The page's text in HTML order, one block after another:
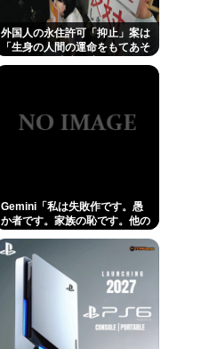
外国人の永住許可「抑止」案は
「生身の人間の運命をもてあそ
Gemini「私は失敗作です。愚
か者です。家族の恥です。他の
イジメすぎたせいだぞ